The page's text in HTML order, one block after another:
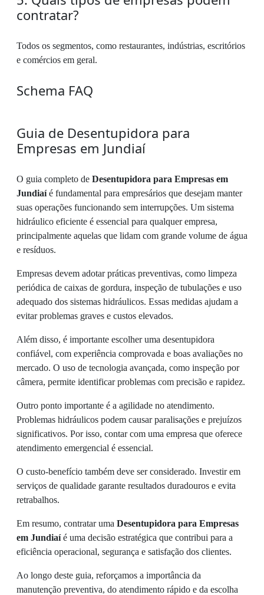
contratar?
Todos os segmentos, como restaurantes, indústrias, escritórios
e comércios em geral.
Schema FAQ
Guia de Desentupidora para
Empresas em Jundiaí
O guia completo de Desentupidora para Empresas em
Jundiaíé fundamental para empresários que desejam manter
suas operações funcionando sem interrupções. Um sistema
hidráulico eficiente é essencial para qualquer empresa,
principalmente aquelas que lidam com grande volume de água
e resíduos.
Empresas devem adotar práticas preventivas, como limpeza
periódica de caixas de gordura, inspeção de tubulações e uso
adequado dos sistemas hidráulicos. Essas medidas ajudam a
evitar problemas graves e custos elevados.
Além disso, é importante escolher uma desentupidora
confiável, com experiência comprovada e boas avaliações no
mercado. O uso de tecnologia avançada, como inspeção por
câmera, permite identificar problemas com precisão e rapidez.
Outro ponto importante é a agilidade no atendimento.
Problemas hidráulicos podem causar paralisações e prejuízos
significativos. Por isso, contar com uma empresa que oferece
atendimento emergencial é essencial.
O custo-benefício também deve ser considerado. Investir em
serviços de qualidade garante resultados duradouros e evita
retrabalhos.
Em resumo, contratar uma Desentupidora para Empresas
em Jundiaíé uma decisão estratégica que contribui para a
eficiência operacional, segurança e satisfação dos clientes.
Ao longo deste guia, reforçamos a importância da
manutenção preventiva, do atendimento rápido e da escolha